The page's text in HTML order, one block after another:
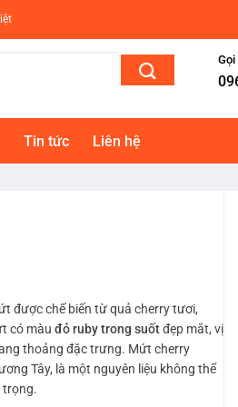
Gọi
Tin tức Liên hệ
được chế biến từ quả cherry tươi,
có màu đỏ ruby trong suốtđẹp mắt, vị
thoảng đặc trưng. Mứt cherry
Tây, là một nguyên liệu không thể
trọng.